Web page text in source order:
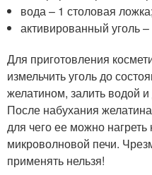
вода – 1 столовая ложка;
активированный уголь
Для приготовления
измельчить уголь до
желатином, залить водой
После набухания
для чего ее можно
микроволновой печи.
применять нельзя!